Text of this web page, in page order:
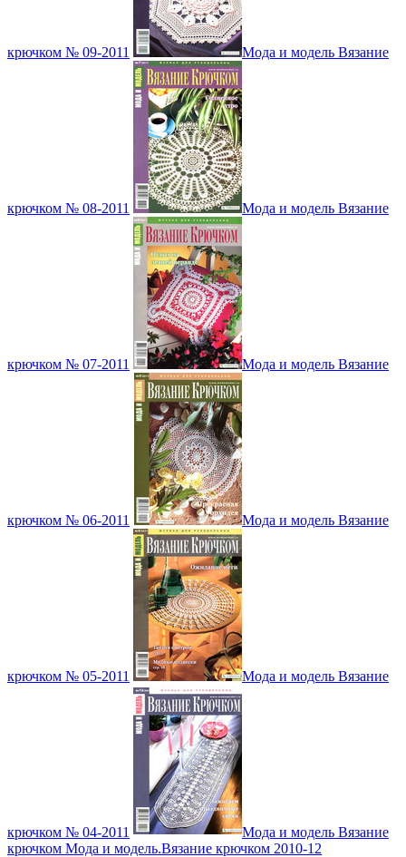
крючком № 09-2011 Мода и модель Вязание
крючком № 08-2011 Мода и модель Вязание
крючком № 07-2011 Мода и модель Вязание
крючком № 06-2011 Мода и модель Вязание
крючком № 05-2011 Мода и модель Вязание
крючком № 04-2011
Мода и модель Вязание
крючком Мода и модель.Вязание крючком 2010-12